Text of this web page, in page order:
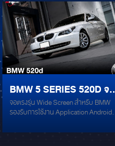
BMW 5 SERIES 520D จอ
ตรงรุ่น ANDROID พร้อม
กล้อง 360 รอบทิศทางแบบ
3D
จอตรงรุ่น Wide Screen สำหรับ BMW
รองรับการใช้งาน Application Android